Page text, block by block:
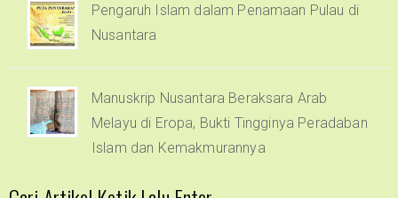
Pengaruh Islam dalam Penamaan Pulau di
Nusantara
Manuskrip Nusantara Beraksara Arab
Melayu di Eropa, Bukti Tingginya Peradaban
Islam dan Kemakmurannya